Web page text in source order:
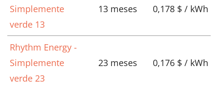
Simplemente
verde 13
13 meses 0,178 $ / kWh
Rhythm Energy -
Simplemente
verde 23
23 meses 0,176 $ / kWh